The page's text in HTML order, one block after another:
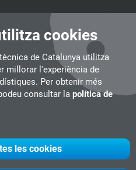
cookies
de Catalunya utilitza
millorar l'experiència de
Per obtenir més
consultar la política de
les cookies